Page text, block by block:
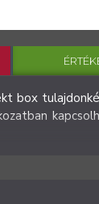
box